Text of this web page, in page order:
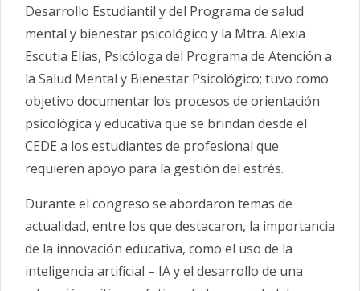
Desarrollo Estudiantil y del Programa de salud
mental y bienestar psicológico y la Mtra. Alexia
Escutia Elías, Psicóloga del Programa de Atención a
la Salud Mental y Bienestar Psicológico; tuvo como
objetivo documentar los procesos de orientación
psicológica y educativa que se brindan desde el
CEDE a los estudiantes de profesional que
requieren apoyo para la gestión del estrés.
Durante el congreso se abordaron temas de
actualidad, entre los que destacaron, la importancia
de la innovación educativa, como el uso de la
inteligencia artificial – IA y el desarrollo de una